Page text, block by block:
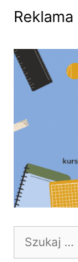
Reklama
Szukaj: